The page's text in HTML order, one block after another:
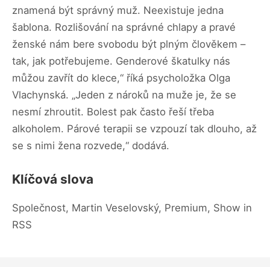
znamená být správný muž. Neexistuje jedna
šablona. Rozlišování na správné chlapy a pravé
ženské nám bere svobodu být plným člověkem –
⁠⁠⁠⁠⁠⁠⁠⁠⁠⁠⁠⁠⁠⁠⁠⁠⁠⁠⁠⁠⁠⁠⁠⁠⁠⁠⁠⁠⁠⁠⁠⁠⁠⁠⁠⁠⁠⁠⁠⁠⁠⁠⁠⁠⁠⁠⁠⁠⁠⁠tak, jak potřebujeme. Genderové škatulky nás
můžou zavřít do klece,“ říká psycholožka Olga
Vlachynská. „Jeden z nároků na muže je, že se
nesmí zhroutit. Bolest pak často řeší třeba
alkoholem. Párové terapii se vzpouzí tak dlouho, až
se s nimi žena rozvede,“ dodává.
Klíčová slova
Společnost, Martin Veselovský, Premium, Show in
RSS